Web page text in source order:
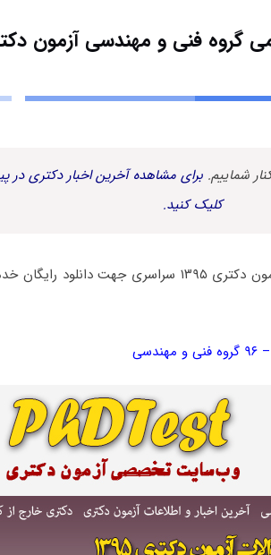
گروه فنی و مهندسی آزمون
شماییم. برای مشاهده آخرین اخبار دکتری در
کلیک کنید.
سؤالات زبان عمومی گروه فنی و مهندسی آزمون دکتری ۱۳۹۵